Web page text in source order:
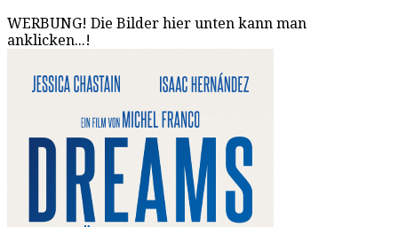
WERBUNG! Die Bilder hier unten kann man
anklicken...!